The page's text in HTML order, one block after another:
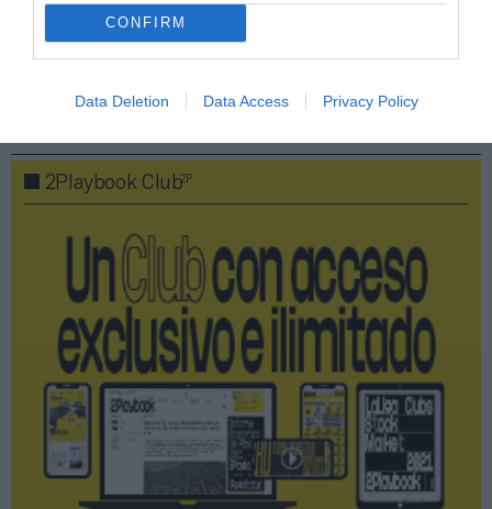
CONFIRM
Data Deletion Data Access Privacy Policy
Ayuntamiento de Madrid
2Playbook Club2P